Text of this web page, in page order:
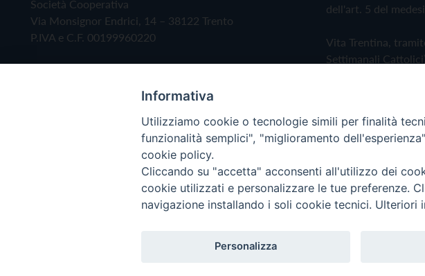
Società Cooperativa
Via Monsignor Endrici, 14 – 38122 Trento
P.IVA e C.F. 00199960220
dell'art. 5 del
Vita Trentina,
Settimanali
Privacy Policy
Copyright © 2019 - Tutti i diritti riservati - Vita Trentina Editrice
Informativa
Utilizziamo cookie o tecnologie simili per finalità
funzionalità semplici", "miglioramento
cookie policy.
Cliccando su "accetta" acconsenti all'utilizzo dei
cookie utilizzati e personalizzare le tue preferenze.
navigazione installando i soli cookie tecnici. Ulteriori
Personalizza